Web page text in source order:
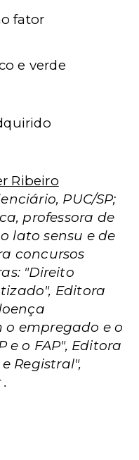
fator
e verde
Ribeiro
PUC/SP;
professora de
lato sensu e de
concursos
"Direito
Editora
empregado e o
e o FAP", Editora
Registral",